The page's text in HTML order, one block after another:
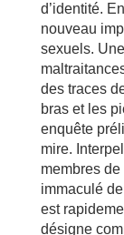
d’identité.
nouveau
sexuels.
des traces
bras et les
enquête
mire.
membres
immaculé
est
désigne